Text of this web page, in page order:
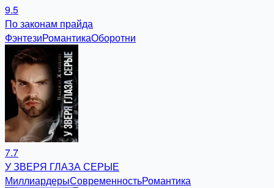
9.5
По законам прайда
ФэнтезиРомантикаОборотни
7.7
У ЗВЕРЯ ГЛАЗА СЕРЫЕ
МиллиардерыСовременностьРомантика